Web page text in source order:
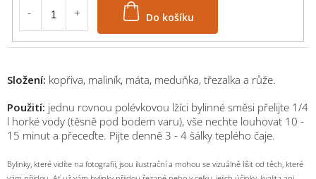
Složení: kopřiva, maliník, máta, meduňka, třezalka a růže.
Použití: jednu rovnou polévkovou lžíci bylinné směsi přelijte 1/4
l horké vody (těsně pod bodem varu), vše nechte louhovat 10 -
15 minut a přeceďte. Pijte denně 3 - 4 šálky teplého čaje.
Bylinky, které vidíte na fotografii, jsou ilustrační a mohou se vizuálně lišit od těch, které